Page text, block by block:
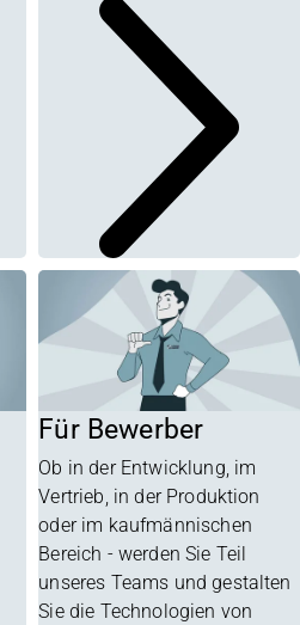
Für Bewerber
Ob in der Entwicklung, im
Vertrieb, in der Produktion
oder im kaufmännischen
Bereich - werden Sie Teil
unseres Teams und gestalten
Sie die Technologien von